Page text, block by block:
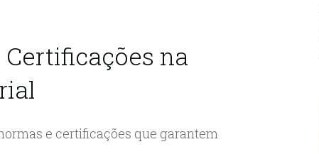
na
e certificações que garantem